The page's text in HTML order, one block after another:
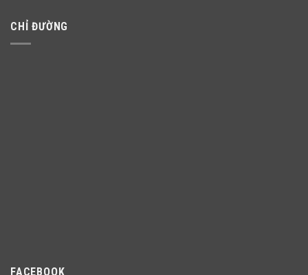
CHỈ ĐƯỜNG
FACEBOOK